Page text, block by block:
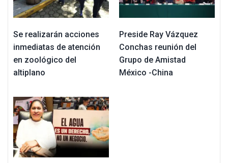
Se realizarán acciones
inmediatas de atención
en zoológico del
altiplano
Preside Ray Vázquez
Conchas reunión del
Grupo de Amistad
México -China